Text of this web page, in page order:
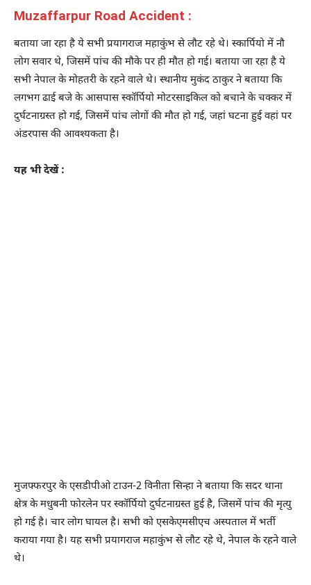
Muzaffarpur Road Accident :
बताया जा रहा है ये सभी प्रयागराज महाकुंभ से लौट रहे थे। स्कार्पियो में नौ
लोग सवार थे, जिसमें पांच की मौके पर ही मौत हो गई। बताया जा रहा है ये
सभी नेपाल के मोहतरी के रहने वाले थे। स्थानीय मुकंद ठाकुर ने बताया कि
लगभग ढाई बजे के आसपास स्कॉर्पियो मोटरसाइकिल को बचाने के चक्कर में
दुर्घटनाग्रस्त हो गई, जिसमें पांच लोगों की मौत हो गई, जहां घटना हुई वहां पर
अंडरपास की आवश्यकता है।
यह भी देखें :
मुजफ्फरपुर के एसडीपीओ टाउन-2 विनीता सिन्हा ने बताया कि सदर थाना
क्षेत्र के मधुबनी फोरलेन पर स्कॉर्पियो दुर्घटनाग्रस्त हुई है, जिसमें पांच की मृत्यु
हो गई है। चार लोग घायल है। सभी को एसकेएमसीएच अस्पताल में भर्ती
कराया गया है। यह सभी प्रयागराज महाकुंभ से लौट रहे थे, नेपाल के रहने वाले
थे।